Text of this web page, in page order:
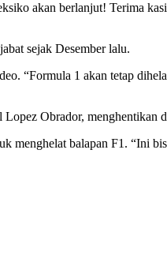
akan berlanjut! Terima
sejak Desember lalu.
“Formula 1 akan tetap
Obrador, menghentikan
balapan F1. “Ini